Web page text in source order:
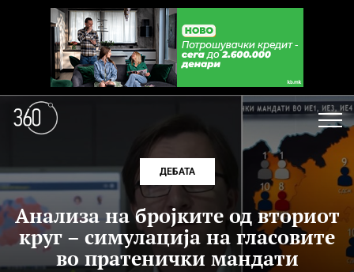
ДЕБАТА
Анализа на бројките од вториот
круг – симулација на гласовите
во пратенички мандати